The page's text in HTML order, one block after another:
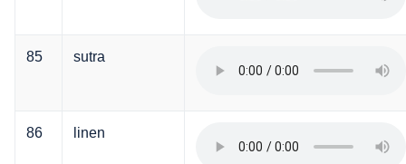
85 sutra
86 linen